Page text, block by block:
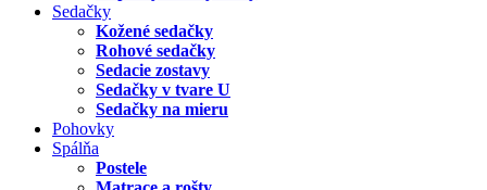
Sedačky
Kožené sedačky
Rohové sedačky
Sedacie zostavy
Sedačky v tvare U
Sedačky na mieru
Pohovky
Spálňa
Postele